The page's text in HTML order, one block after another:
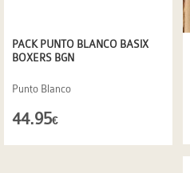
PACK PUNTO BLANCO BASIX
BOXERS BGN
Punto Blanco
44.95€